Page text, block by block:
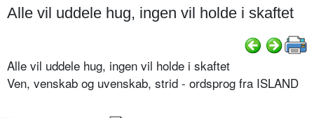
Alle vil uddele hug, ingen vil holde i skaftet
Alle vil uddele hug, ingen vil holde i skaftet
Ven, venskab og uvenskab, strid - ordsprog fra ISLAND